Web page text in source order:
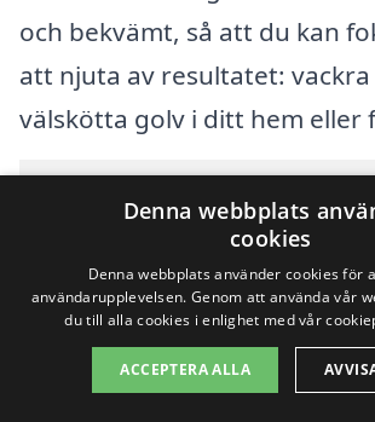
och bekvämt, så att du kan
att njuta av resultatet: vackra
välskötta golv i ditt hem eller
Översikt över svenska städer som
Sök efter en skicklig golvvård i andra
Copyright 2026 - Pilanto
Om / kontakt Blogg
Denna webbplats
cookies
Denna webbplats använder cookies för
användarupplevelsen. Genom att använda vår
du till alla cookies i enlighet med vår
ACCEPTERA ALLA